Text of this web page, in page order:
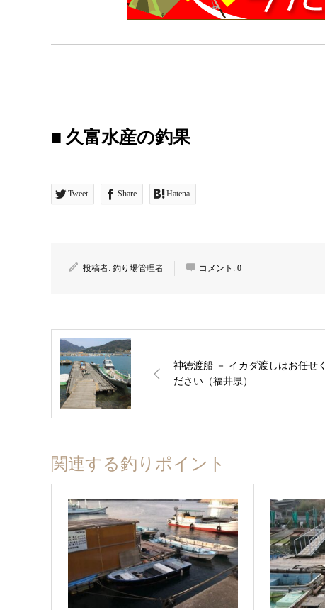
■ 久富水産の釣果
Tweet Share Hatena
投稿者: 釣り場管理者 コメント: 0
神徳渡船 － イカダ渡しはお任せく
ださい（福井県）
関連する釣りポイント